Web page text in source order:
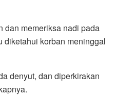
dan memeriksa nadi pada
diketahui korban meninggal
denyut, dan diperkirakan